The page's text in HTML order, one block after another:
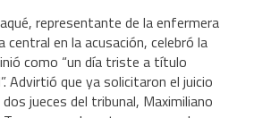
representante de la enfermera
central en la acusación, celebró la
como “un día triste a título
Advirtió que ya solicitaron el juicio
jueces del tribunal, Maximiliano